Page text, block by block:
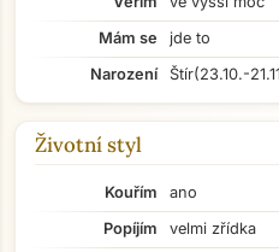
Mám se
jde to
Narození
Štír(23.10.-
Životní styl
Kouřím
ano
Popíjím
velmi zřídka